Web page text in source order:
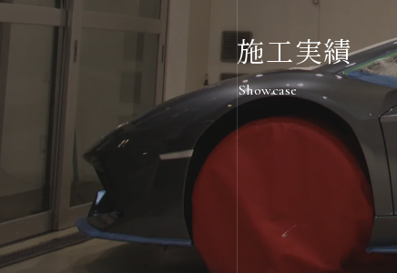
施工実績
Showcase